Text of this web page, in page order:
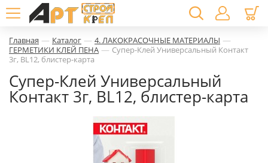
Главная — Каталог — 4. ЛАКОКРАСОЧНЫЕ МАТЕРИАЛЫ —
ГЕРМЕТИКИ КЛЕЙ ПЕНА — Супер-Клей Универсальный Контакт
3г, BL12, блистер-карта
Супер-Клей Универсальный
Контакт 3г, BL12, блистер-карта